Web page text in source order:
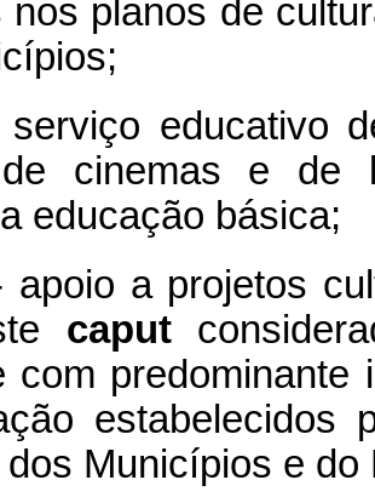
nos planos de
educativo
cinemas e de
educação básica;
apoio a projetos
caput
com predominante
estabelecidos
Municípios e do